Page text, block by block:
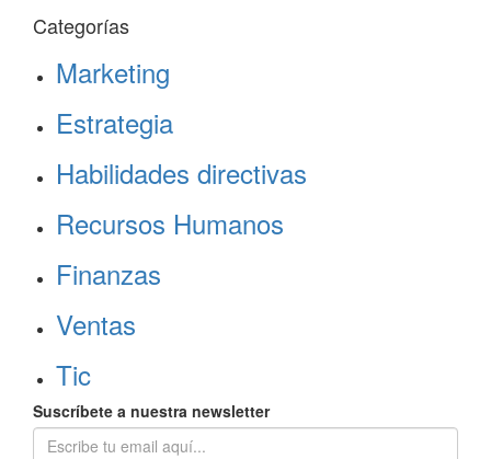
Categorías
Marketing
Estrategia
Habilidades directivas
Recursos Humanos
Finanzas
Ventas
Tic
Suscríbete a nuestra newsletter